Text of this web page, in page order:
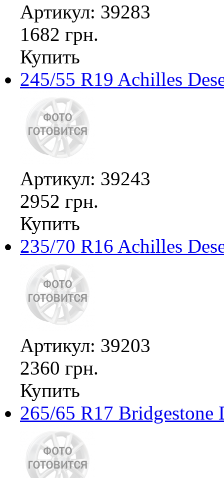
Артикул: 39283
1682 грн.
Купить
245/55 R19 Achilles
Артикул: 39243
2952 грн.
Купить
235/70 R16 Achilles
Артикул: 39203
2360 грн.
Купить
265/65 R17 Bridgestone